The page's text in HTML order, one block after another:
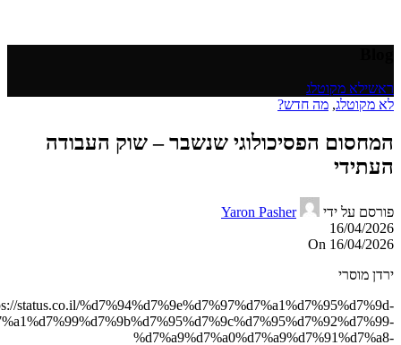
ראשילא מקוטלג
לא מקוטלג, מה חדש?
המחסום הפסיכולוגי שנשבר – שוק העבודה
העתידי
פורסם על ידי
Yaron Pasher
16/04/2026
On 16/04/2026
ירדן מוסרי
status.co.il/%d7%94%d7%9e%d7%97%d7%a1%d7%95%d7%9d-
%d7%a9%d7%a0%d7%a9%d7%91%d7%a8-